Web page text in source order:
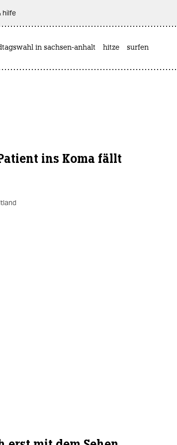
hilfe
in sachsen-anhalt hitze surfen
ins Koma fällt